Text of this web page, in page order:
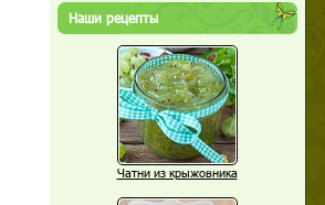
Наши рецепты
Чатни из крыжовника